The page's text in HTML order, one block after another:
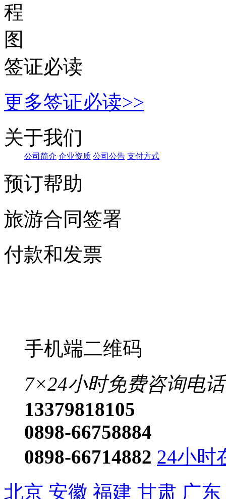
关于我们
预订帮助
旅游合同签署
付款和发票
手机端二维码
7×24小时免费咨询电话
13379818105
北京 安徽 福建 甘肃
湖北 湖南 吉林
山东 山西 陕西 上海 四川
香港 澳门 台湾 更多>>
琼ICP备2023001442号-1
技术支持:心品科技